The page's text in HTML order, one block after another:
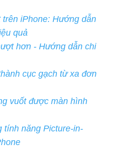
iPhone: Hướng dẫn
quả
hơn - Hướng dẫn chi
cục gạch từ xa đơn
vuốt được màn hình
tính năng Picture-in-